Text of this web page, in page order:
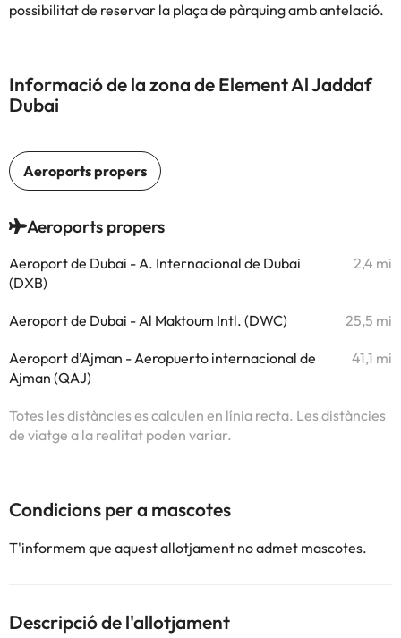
possibilitat de reservar la plaça de pàrquing amb antelació.
Informació de la zona de Element Al Jaddaf
Dubai
Aeroports propers
Aeroport de Dubai - A. Internacional de Dubai
(DXB)
2,4 mi
Aeroport de Dubai - Al Maktoum Intl. (DWC) 25,5 mi
Aeroport d’Ajman - Aeropuerto internacional de
Ajman (QAJ)
41,1 mi
Totes les distàncies es calculen en línia recta. Les distàncies
de viatge a la realitat poden variar.
Condicions per a mascotes
T'informem que aquest allotjament no admet mascotes.
Descripció de l'allotjament